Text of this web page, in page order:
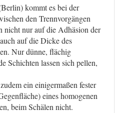
kommt es bei der
den Trennvorgängen
nicht nur auf die Adhäsion der
auf die Dicke des
Nur dünne, flächig
Schichten lassen sich pellen,
ein einigermaßen fester
eines homogenen
beim Schälen nicht.